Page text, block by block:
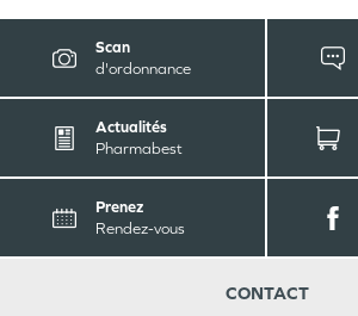
Scan
d'ordonnance
Actualités
Pharmabest
Prenez
Rendez-vous
CONTACT